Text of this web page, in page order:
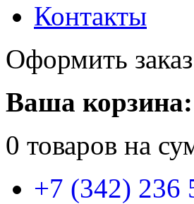
Контакты
Оформить заказ
Ваша корзина:
0 товаров на
+7 (342) 236